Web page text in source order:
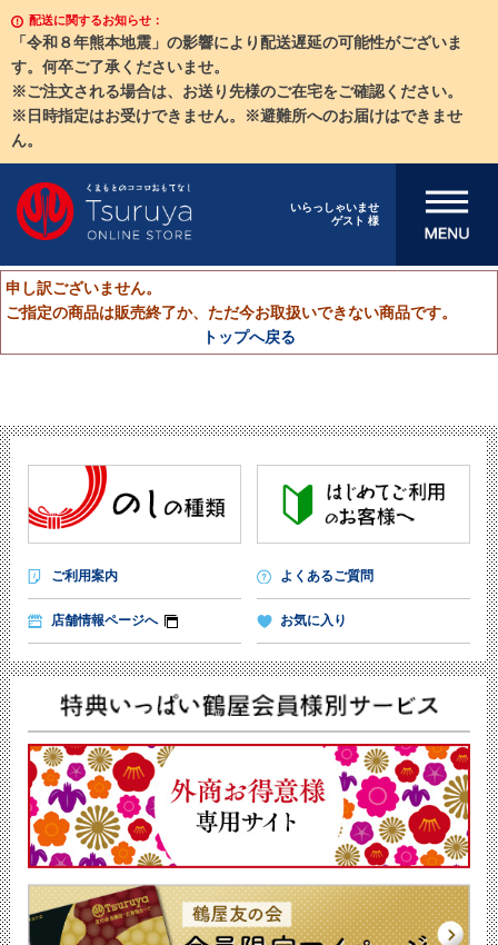
配送に関するお知らせ：
「令和８年熊本地震」の影響により配送遅延の可能性がございま
す。何卒ご了承くださいませ。
※ご注文される場合は、お送り先様のご在宅をご確認ください。
※日時指定はお受けできません。※避難所へのお届けはできませ
ん。
いらっしゃいませ
ゲスト 様
メニューを開
申し訳ございません。
ご指定の商品は販売終了か、ただ今お取扱いできない商品です。
トップへ戻る
ご利用案内 よくあるご質問
店舗情報ページへ お気に入り